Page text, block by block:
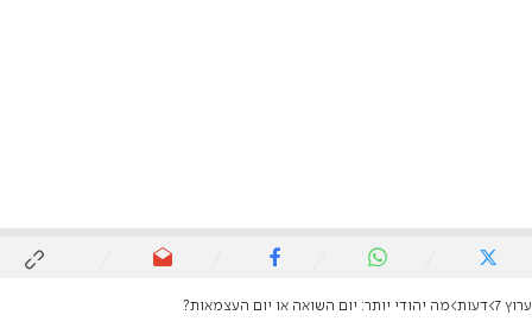
ערוץ 7 דעות מה יהודי יותר: יום השואה או יום העצמאות?